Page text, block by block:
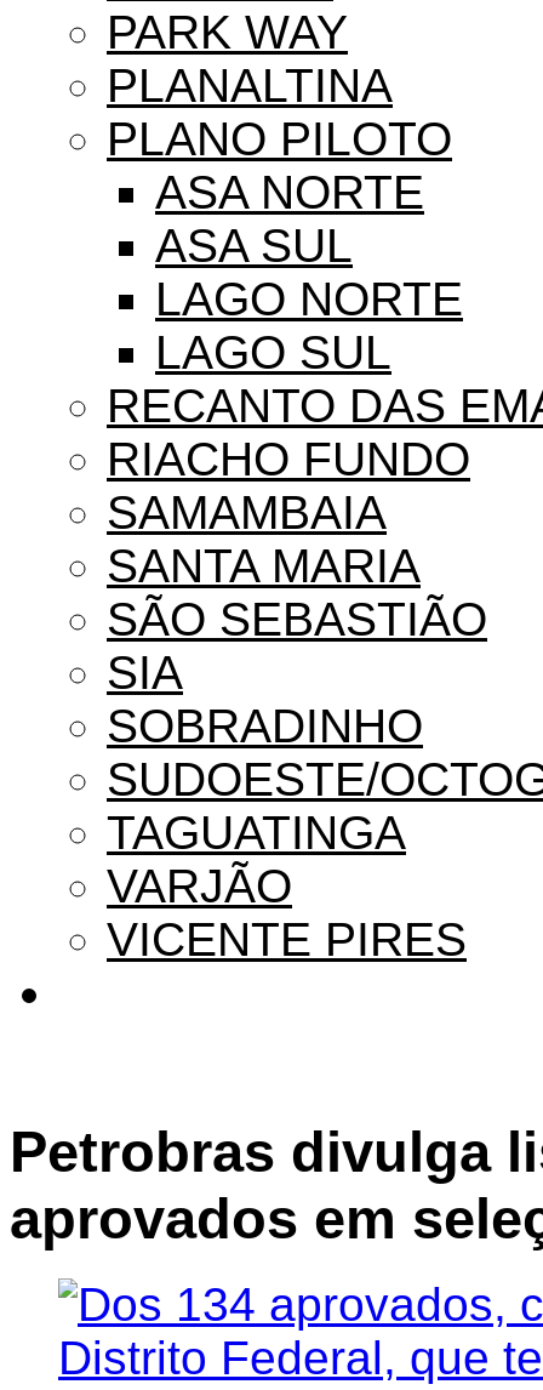
PARK WAY
PLANALTINA
PLANO PILOTO
ASA NORTE
ASA SUL
LAGO NORTE
LAGO SUL
RECANTO DAS
RIACHO FUNDO
SAMAMBAIA
SANTA MARIA
SÃO SEBASTIÃO
SIA
SOBRADINHO
SUDOESTE/
TAGUATINGA
VARJÃO
VICENTE PIRES
Petrobras divulga
aprovados em